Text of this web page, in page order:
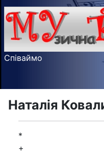
Співаймо
Наталія
*
+